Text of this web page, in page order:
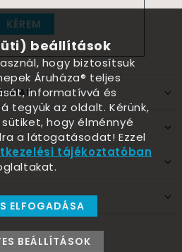
KÉREM
beállítások
hogy biztosítsuk
Áruháza® teljes
informatívvá és
tegyük az oldalt. Kérünk,
hogy élménnyé
a látogatásodat! Ezzel
tájékoztatóban
ELFOGADÁSA
BEÁLLÍTÁSOK